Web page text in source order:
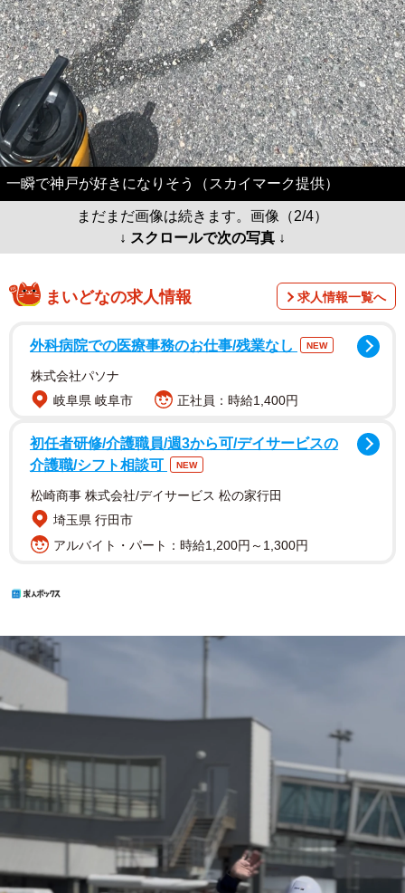
一瞬で神戸が好きになりそう（スカイマーク提供）
まだまだ画像は続きます。画像（2/4）
↓ スクロールで次の写真 ↓
まいどなの求人情報 求人情報一覧へ
外科病院での医療事務のお仕事/残業なし NEW
株式会社パソナ
岐阜県 岐阜市
正社員：時給1,400円
初任者研修/介護職員/週3から可/デイサービスの
介護職/シフト相談可
NEW
松崎商事 株式会社/デイサービス 松の家行田
埼玉県 行田市
アルバイト・パート：時給1,200円～1,300円